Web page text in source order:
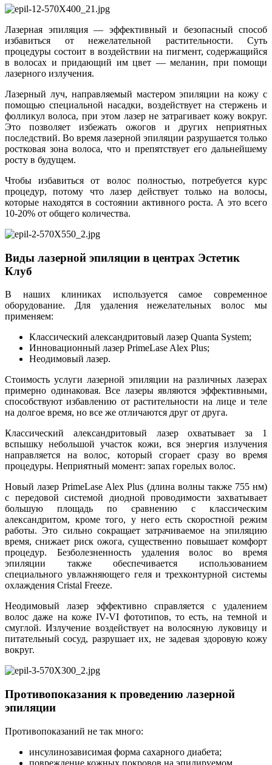
Лазерная эпиляция — эффективный и безопасный способ
избавиться от нежелательной растительности. Суть
процедуры состоит в воздействии на пигмент, содержащийся
в волосах и придающий им цвет — меланин, при помощи
лазерного излучения.
Лазерный луч, направляемый мастером эпиляции на кожу с
помощью специальной насадки, воздействует на стержень и
фолликул волоса, при этом лазер не затрагивает кожу вокруг.
Это позволяет избежать ожогов и других неприятных
последствий. Во время лазерной эпиляции разрушается только
ростковая зона волоса, что и препятствует его дальнейшему
росту в будущем.
Чтобы избавиться от волос полностью, потребуется курс
процедур, потому что лазер действует только на волосы,
которые находятся в состоянии активного роста. А это всего
10-20% от общего количества.
Виды лазерной эпиляции в центрах Эстетик
Клуб
В наших клиниках используется самое современное
оборудование. Для удаления нежелательных волос мы
применяем:
Классический александритовый лазер Quanta System;
Инновационный лазер PrimeLase Alex Plus;
Неодимовый лазер.
Стоимость услуги лазерной эпиляции на различных лазерах
примерно одинаковая. Все лазеры являются эффективными,
способствуют избавлению от растительности на лице и теле
на долгое время, но все же отличаются друг от друга.
Классический александритовый лазер охватывает за 1
вспышку небольшой участок кожи, вся энергия излучения
направляется на волос, который сгорает сразу во время
процедуры. Неприятный момент: запах горелых волос.
Новый лазер PrimeLase Alex Plus (длина волны также 755 нм)
с передовой системой диодной проводимости захватывает
большую площадь по сравнению с классическим
александритом, кроме того, у него есть скоростной режим
работы. Это сильно сокращает затрачиваемое на эпиляцию
время, снижает риск ожога, существенно повышает комфорт
процедур. Безболезненность удаления волос во время
эпиляции также обеспечивается использованием
специального увлажняющего геля и трехконтурной системы
охлаждения Cristal Freeze.
Неодимовый лазер эффективно справляется с удалением
волос даже на коже IV-VI фототипов, то есть, на темной и
смуглой. Излучение воздействует на волосяную луковицу и
питательный сосуд, разрушает их, не задевая здоровую кожу
вокруг.
Противопоказания к проведению лазерной
эпиляции
Противопоказаний не так много:
инсулинозависимая форма сахарного диабета;
повреждение кожных покровов на эпилируемом